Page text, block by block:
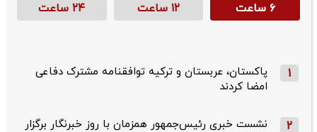
۶ ساعت ۱۲ ساعت ۲۴ ساعت
1
پاکستان، عربستان و ترکیه توافقنامه مشترک دفاعی
امضا کردند
2
نشست خبری رئیس‌جمهور همزمان با روز خبرنگار برگزار